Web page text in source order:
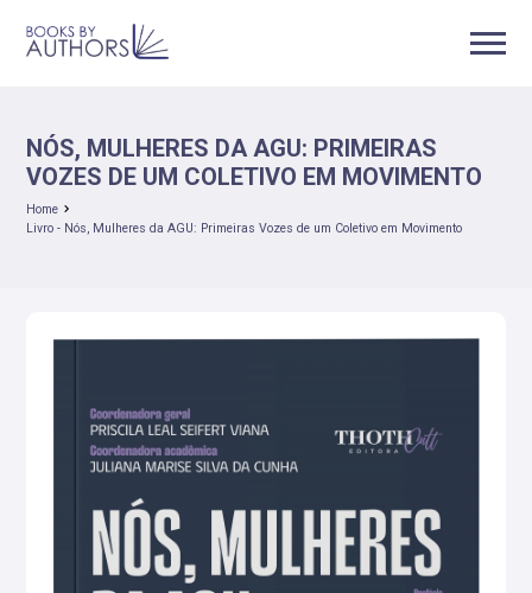
NÓS, MULHERES DA AGU: PRIMEIRAS
VOZES DE UM COLETIVO EM MOVIMENTO
Home
Livro - Nós, Mulheres da AGU: Primeiras Vozes de um Coletivo em Movimento